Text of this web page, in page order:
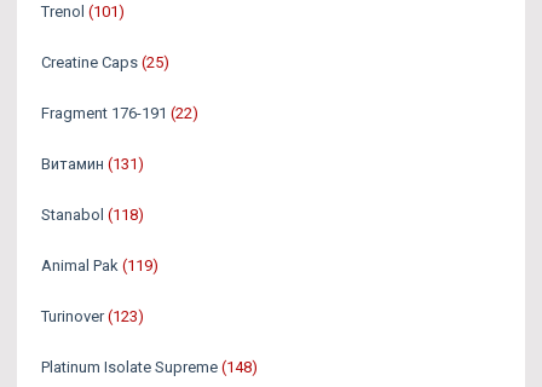
Trenol (101)
Creatine Caps (25)
Fragment 176-191 (22)
Витамин (131)
Stanabol (118)
Animal Pak (119)
Turinover (123)
Platinum Isolate Supreme (148)